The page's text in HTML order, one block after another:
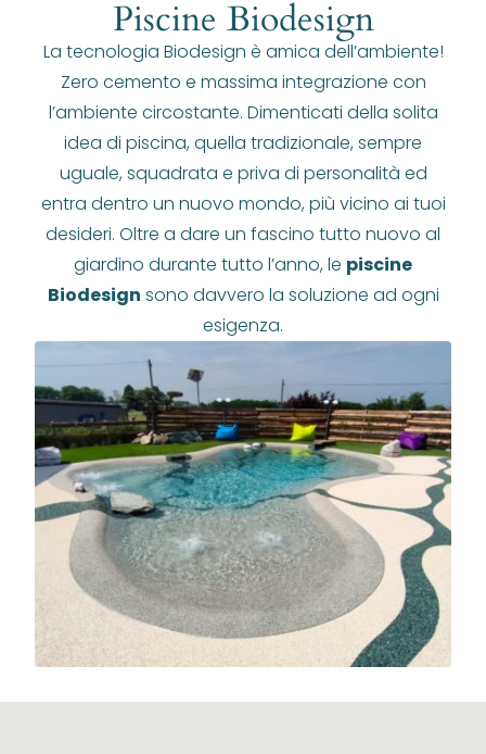
Piscine Biodesign
La tecnologia Biodesign è amica dell’ambiente!
Zero cemento e massima integrazione con
l’ambiente circostante. Dimenticati della solita
idea di piscina, quella tradizionale, sempre
uguale, squadrata e priva di personalità ed
entra dentro un nuovo mondo, più vicino ai tuoi
desideri. Oltre a dare un fascino tutto nuovo al
giardino durante tutto l’anno, le piscine
Biodesign sono davvero la soluzione ad ogni
esigenza.